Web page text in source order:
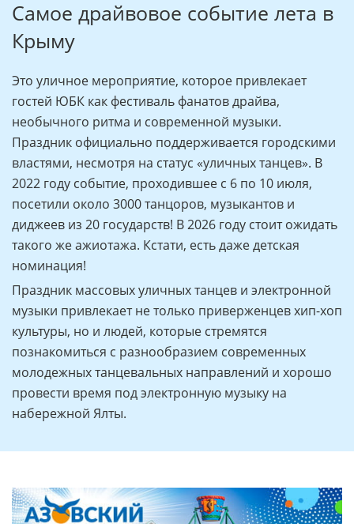
Самое драйвовое событие лета в
Крыму
Это уличное мероприятие, которое привлекает
гостей ЮБК как фестиваль фанатов драйва,
необычного ритма и современной музыки.
Праздник официально поддерживается городскими
властями, несмотря на статус «уличных танцев». В
2022 году событие, проходившее с 6 по 10 июля,
посетили около 3000 танцоров, музыкантов и
диджеев из 20 государств! В 2026 году стоит ожидать
такого же ажиотажа. Кстати, есть даже детская
номинация!
Праздник массовых уличных танцев и электронной
музыки привлекает не только приверженцев хип-хоп
культуры, но и людей, которые стремятся
познакомиться с разнообразием современных
молодежных танцевальных направлений и хорошо
провести время под электронную музыку на
набережной Ялты.